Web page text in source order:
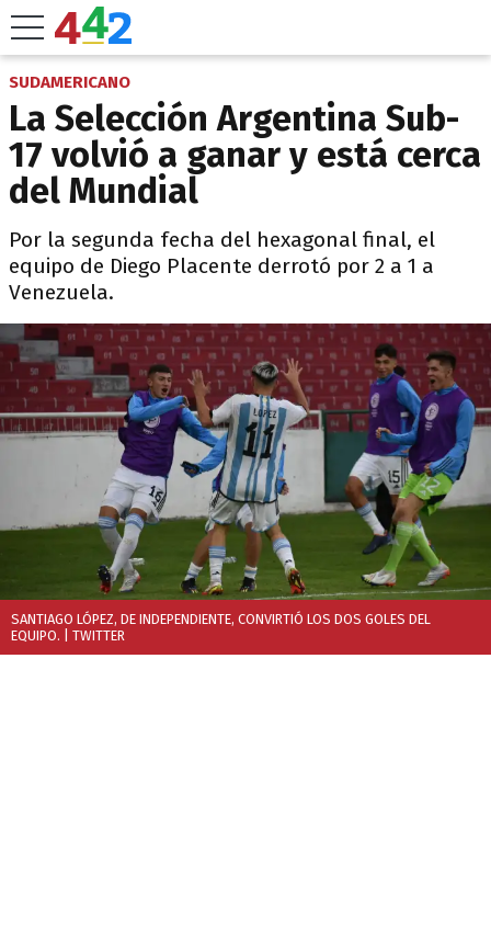
SUDAMERICANO
La Selección Argentina Sub-
17 volvió a ganar y está cerca
del Mundial
Por la segunda fecha del hexagonal final, el
equipo de Diego Placente derrotó por 2 a 1 a
Venezuela.
SANTIAGO LÓPEZ, DE INDEPENDIENTE, CONVIRTIÓ LOS DOS GOLES DEL
EQUIPO. | TWITTER